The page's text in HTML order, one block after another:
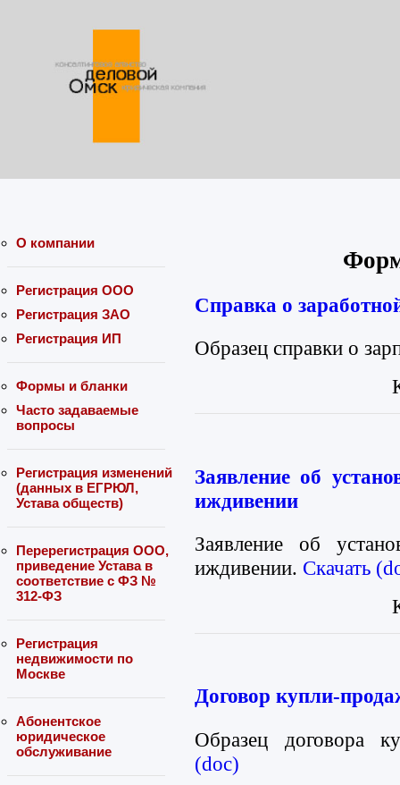
О компании
Регистрация ООО
Регистрация ЗАО
Регистрация ИП
Формы и бланки
Часто задаваемые
вопросы
Регистрация изменений
(данных в ЕГРЮЛ,
Устава обществ)
Перерегистрация ООО,
приведение Устава в
соответствие с ФЗ №
312-ФЗ
Регистрация
недвижимости по
Москве
Абонентское
юридическое
обслуживание
Справка о
Образец справки о
Заявление об
иждивении
Заявление об
иждивении. Скачать
Договор купли-
Образец договора
(doc)